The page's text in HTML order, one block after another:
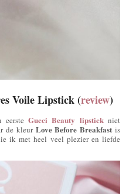
Voile Lipstick(review)
eersteGucci Beauty lipstickniet
de kleur Love Before Breakfast is
ik met heel veel plezier en liefde